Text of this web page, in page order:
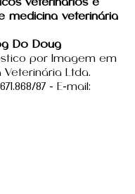
medicina veterinária
Do Doug
por Imagem em
Veterinária Ltda.
87 - E-mail: